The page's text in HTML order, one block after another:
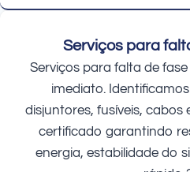
Serviços para
Serviços para falta de
imediato.
disjuntores, fusíveis, cabos
certificado garantindo
energia, estabilidade do